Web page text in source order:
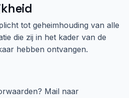
tot geheimhouding van alle
die zij in het kader van de
hebben ontvangen.
Mail naar